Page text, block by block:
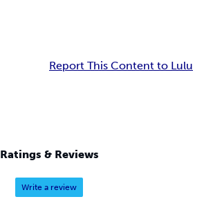
Report This Content to Lulu
Ratings & Reviews
Write a review